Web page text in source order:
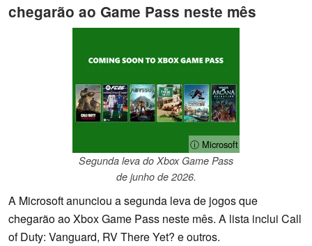
chegarão ao Game Pass neste mês
ⓘ Microsoft
Segunda leva do Xbox Game Pass
de junho de 2026.
A Microsoft anunciou a segunda leva de jogos que
chegarão ao Xbox Game Pass neste mês. A lista inclui Call
of Duty: Vanguard, RV There Yet? e outros.